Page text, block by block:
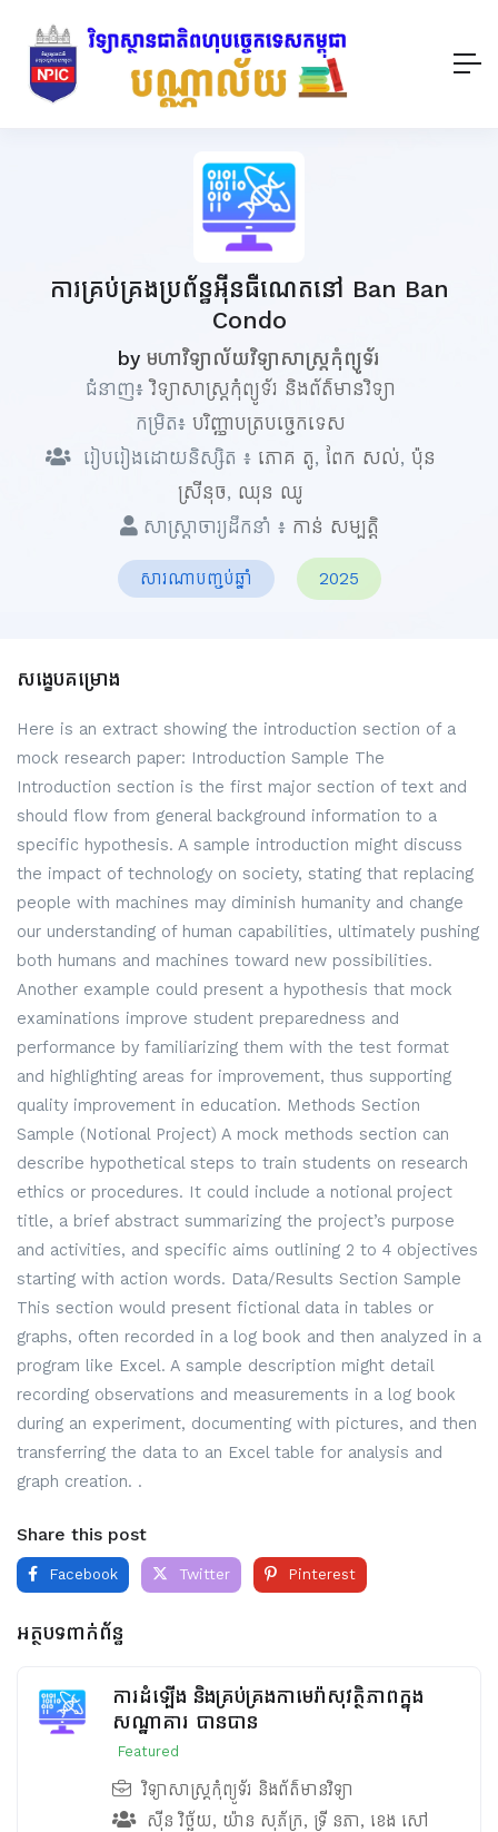
ការគ្រប់គ្រងប្រព័ន្ធអ៊ីនធឺណេតនៅ Ban Ban
Condo
by មហាវិទ្យាល័យវិទ្យាសាស្ត្រកុំព្យូទ័រ
ជំនាញ៖វិទ្យាសាស្ត្រកុំព្យូទ័រ និងព័ត៌មានវិទ្យា
កម្រិត៖ បរិញ្ញាបត្របច្ចេកទេស
រៀបរៀងដោយនិស្សិត ៖ ភោគ តូ, ពែក សល់, ប៉ុន
ស្រីនុច, ឈុន ឈូ
សាស្ត្រាចារ្យដឹកនាំ ៖ កាន់ សម្បត្តិ
សារណាបញ្ចប់ឆ្នាំ 2025
សង្ខេបគម្រោង
Here is an extract showing the introduction section of a
mock research paper: Introduction Sample The
Introduction section is the first major section of text and
should flow from general background information to a
specific hypothesis. A sample introduction might discuss
the impact of technology on society, stating that replacing
people with machines may diminish humanity and change
our understanding of human capabilities, ultimately pushing
both humans and machines toward new possibilities.
Another example could present a hypothesis that mock
examinations improve student preparedness and
performance by familiarizing them with the test format
and highlighting areas for improvement, thus supporting
quality improvement in education. Methods Section
Sample (Notional Project) A mock methods section can
describe hypothetical steps to train students on research
ethics or procedures. It could include a notional project
title, a brief abstract summarizing the project’s purpose
and activities, and specific aims outlining 2 to 4 objectives
starting with action words. Data/Results Section Sample
This section would present fictional data in tables or
graphs, often recorded in a log book and then analyzed in a
program like Excel. A sample description might detail
recording observations and measurements in a log book
during an experiment, documenting with pictures, and then
transferring the data to an Excel table for analysis and
graph creation. .
Share this post
Facebook Twitter Pinterest
អត្ថបទពាក់ព័ន្ធ
ការដំឡើង និងគ្រប់គ្រងកាមេរ៉ាសុវត្ថិភាពក្នុង
សណ្ឋាគារ បានបាន
Featured
វិទ្យាសាស្ត្រកុំព្យូទ័រ និងព័ត៌មានវិទ្យា
ស៊ីន វិច្ឆ័យ, យ៉ាន សុភ័ក្រ, ទ្រី នភា, ខេង សៅ